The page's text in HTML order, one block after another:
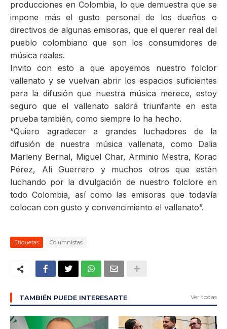
producciones en Colombia, lo que demuestra que se
impone más el gusto personal de los dueños o
directivos de algunas emisoras, que el querer real del
pueblo colombiano que son los consumidores de
música reales.
Invito con esto a que apoyemos nuestro folclor
vallenato y se vuelvan abrir los espacios suficientes
para la difusión que nuestra música merece, estoy
seguro que el vallenato saldrá triunfante en esta
prueba también, como siempre lo ha hecho.
“Quiero agradecer a grandes luchadores de la
difusión de nuestra música vallenata, como Dalia
Marleny Bernal, Miguel Char, Arminio Mestra, Korac
Pérez, Alí Guerrero y muchos otros que están
luchando por la divulgación de nuestro folclore en
todo Colombia, así como las emisoras que todavía
colocan con gusto y convencimiento el vallenato”.
Etiquetas Columnistas
TAMBIÉN PUEDE INTERESARTE Ver todas